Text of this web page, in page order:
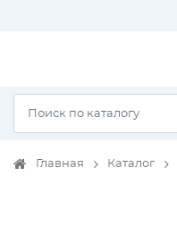
Главная Каталог